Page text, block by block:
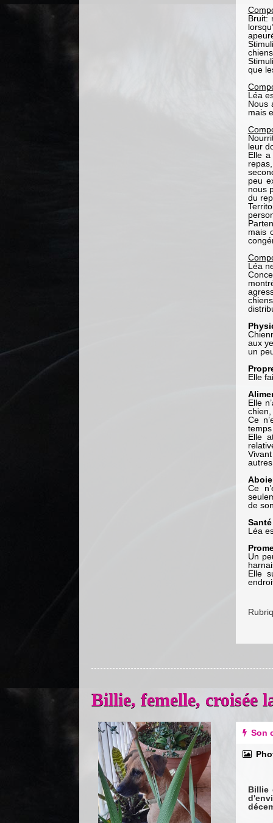
Bruit:
que
Léa
Nous
mais
leur
Elle
peu
nous
du
mais
Léa
aux
un
Elle
Elle
Ce
Elle
Ce
de
Santé
Léa
Un
Elle
Billie, femelle, croisée
Previous Next Son
Billie